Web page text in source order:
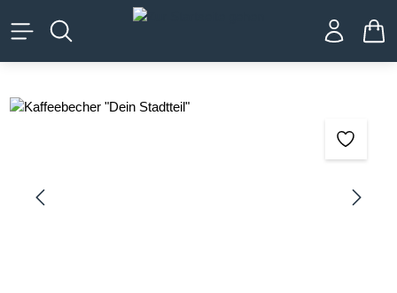
springen
Bildergalerie überspringen